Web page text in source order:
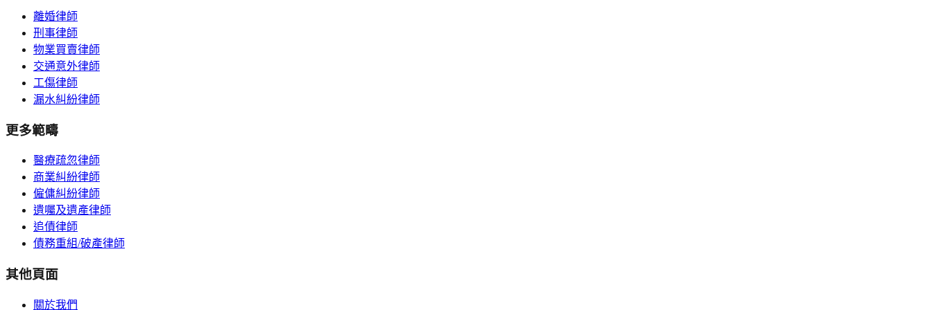
離婚律師
刑事律師
物業買賣律師
交通意外律師
工傷律師
漏水糾紛律師
更多範疇
醫療疏忽律師
商業糾紛律師
僱傭糾紛律師
遺囑及遺產律師
追債律師
債務重組/破產律師
其他頁面
關於我們